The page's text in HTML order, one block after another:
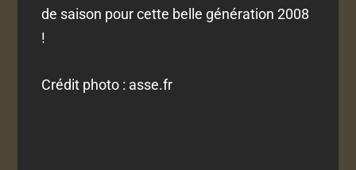
de saison pour cette belle génération 2008
!
Crédit photo : asse.fr